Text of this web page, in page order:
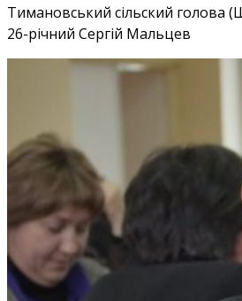
Тимановський сільский голова
26-річний Сергій Мальцев